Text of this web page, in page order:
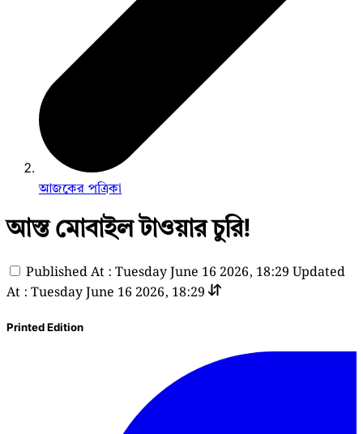
আজকের পত্রিকা
আস্ত মোবাইল টাওয়ার চুরি!
Published At : Tuesday June 16 2026, 18:29 Updated
At : Tuesday June 16 2026, 18:29
Printed Edition